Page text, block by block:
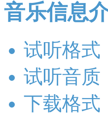
音乐信息
试听格式
试听音质
下载格式